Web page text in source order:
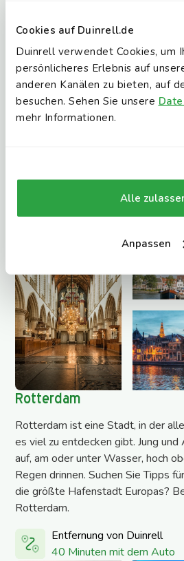
Cookies auf Duinrell.de
Duinrell verwendet Cookies, um
persönlicheres Erlebnis auf
anderen Kanälen zu bieten, auf
besuchen. Sehen Sie unsere
mehr Informationen.
Alle
Anpassen
Wer gerne shoppt, Kultur erlebt,
schlendert und gut isst, kann
Amsterdam fahren. Näher und
ist jedoch Haarlem. Weniger als 40
Entfernung von Duinrell
Rotterdam
Rotterdam ist eine Stadt, in der
es viel zu entdecken gibt. Jung
auf, am oder unter Wasser, hoch
Regen drinnen. Suchen Sie Tipps
die größte Hafenstadt Europas?
Rotterdam.
Entfernung von Duinrell
40 Minuten mit dem Auto